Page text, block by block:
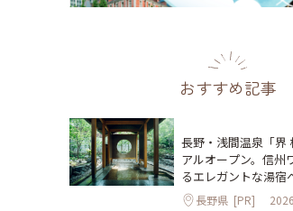
おすすめ記事
長野・浅間温泉「界
アルオープン。信州
るエレガントな湯宿
長野県 [PR]